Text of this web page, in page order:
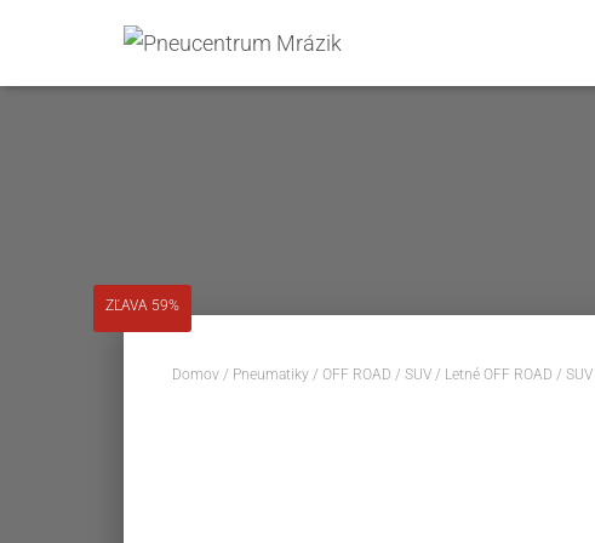
Domov / Pneumatiky / OFF ROAD / SUV / Letné OFF ROAD / SUV
ZĽAVA 59%